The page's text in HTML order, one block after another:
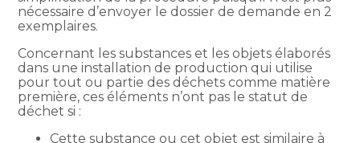
nécessaire d’envoyer le dossier de demande en 2
exemplaires.
Concernant les substances et les objets élaborés
dans une installation de production qui utilise
pour tout ou partie des déchets comme matière
première, ces éléments n’ont pas le statut de
déchet si :
Cette substance ou cet objet est similaire à